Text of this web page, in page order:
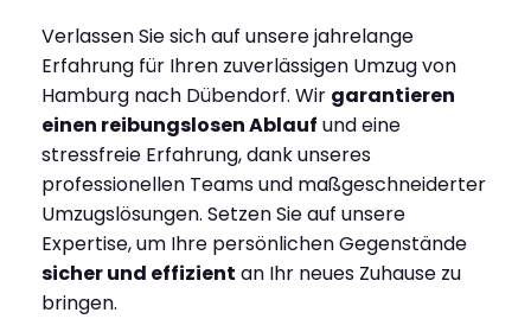
Verlassen Sie sich auf unsere jahrelange
Erfahrung für Ihren zuverlässigen Umzug von
Hamburg nach Dübendorf. Wir garantieren
einen reibungslosen Ablauf und eine
stressfreie Erfahrung, dank unseres
professionellen Teams und maßgeschneiderter
Umzugslösungen. Setzen Sie auf unsere
Expertise, um Ihre persönlichen Gegenstände
sicher und effizient an Ihr neues Zuhause zu
bringen.